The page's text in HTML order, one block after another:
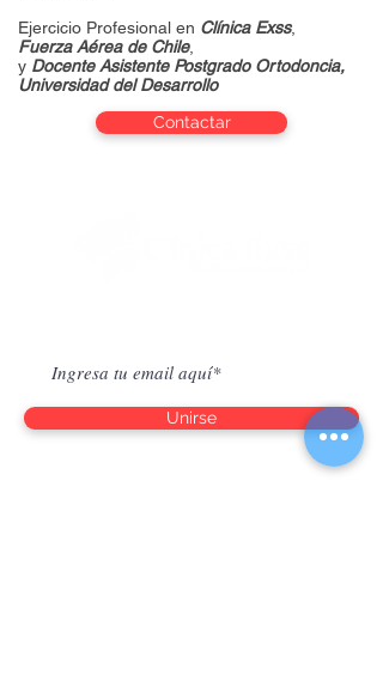
Ejercicio Profesional en Clínica Exss,
Fuerza Aérea de Chile,
y Docente Asistente Postgrado Ortodoncia,
Universidad del Desarrollo
Contactar
Unirse